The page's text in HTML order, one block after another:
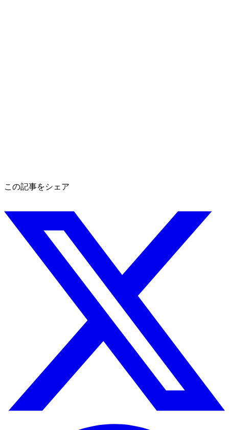
この記事をシェア